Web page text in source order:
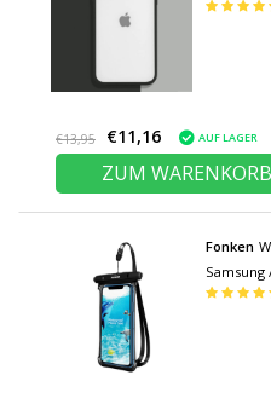
€13,95 €11,16 AUF LAGER
ZUM
Fonken
Hülle